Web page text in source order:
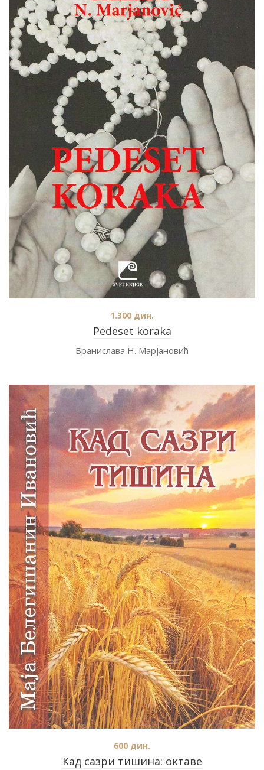
Pedeset koraka
1.300 дин.
Бранислава Н. Марјановић
Кад сазри тишина: октаве
600 дин.